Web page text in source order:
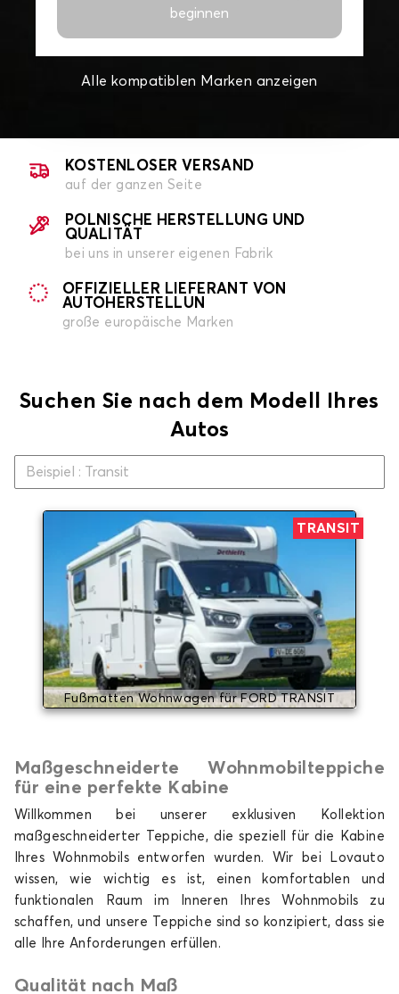
beginnen
Alle kompatiblen Marken anzeigen
KOSTENLOSER VERSAND
auf der ganzen Seite
POLNISCHE HERSTELLUNG UND
QUALITÄT
bei uns in unserer eigenen Fabrik
OFFIZIELLER LIEFERANT VON
AUTOHERSTELLUN
große europäische Marken
Suchen Sie nach dem Modell Ihres
Autos
TRANSIT
Fußmatten Wohnwagen für FORD TRANSIT
Maßgeschneiderte Wohnmobilteppiche
für eine perfekte Kabine
Willkommen bei unserer exklusiven Kollektion
maßgeschneiderter Teppiche, die speziell für die Kabine
Ihres Wohnmobils entworfen wurden. Wir bei Lovauto
wissen, wie wichtig es ist, einen komfortablen und
funktionalen Raum im Inneren Ihres Wohnmobils zu
schaffen, und unsere Teppiche sind so konzipiert, dass sie
alle Ihre Anforderungen erfüllen.
Qualität nach Maß